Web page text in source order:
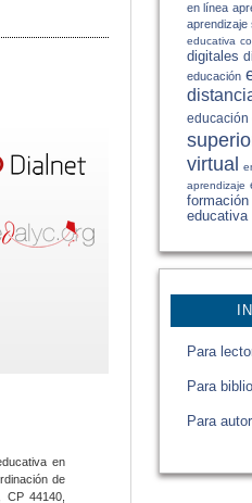
en línea
aprendizaje
educativa
digitales
educación
educación
virtual
aprendizaje
educativa
Para
Para
Para
en
de
44140,